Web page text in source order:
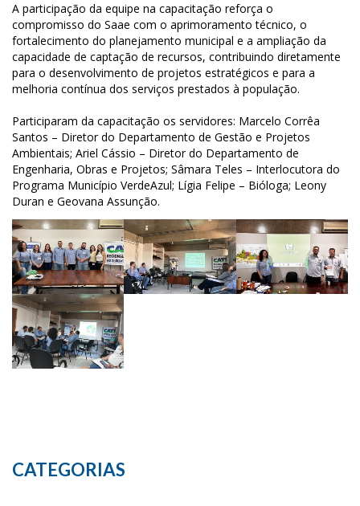
A participação da equipe na capacitação reforça o
compromisso do Saae com o aprimoramento técnico, o
fortalecimento do planejamento municipal e a ampliação da
capacidade de captação de recursos, contribuindo diretamente
para o desenvolvimento de projetos estratégicos e para a
melhoria contínua dos serviços prestados à população.
Participaram da capacitação os servidores: Marcelo Corrêa
Santos – Diretor do Departamento de Gestão e Projetos
Ambientais; Ariel Cássio – Diretor do Departamento de
Engenharia, Obras e Projetos; Sâmara Teles – Interlocutora do
Programa Município VerdeAzul; Lígia Felipe – Bióloga; Leony
Duran e Geovana Assunção.
CATEGORIAS